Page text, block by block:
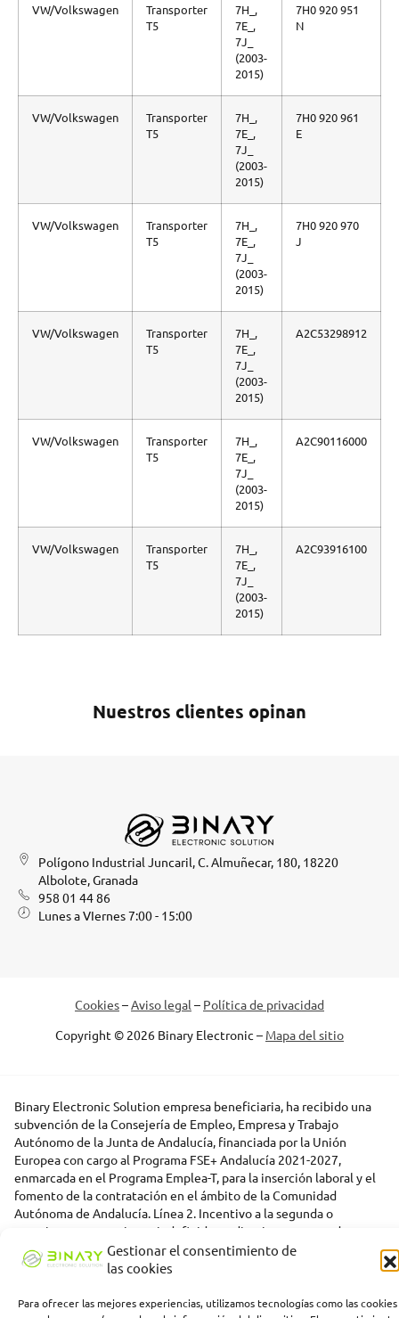
Gestionar el consentimiento de
las cookies
Para ofrecer las mejores experiencias, utilizamos tecnologías como las cookies
VW/Volkswagen
Transporter
T5
7H_,
7E_,
7J_
(2003-
2015)
7H0 920 951
N
VW/Volkswagen
Transporter
T5
7H_,
7E_,
7J_
(2003-
2015)
7H0 920 961
E
VW/Volkswagen
Transporter
T5
7H_,
7E_,
7J_
(2003-
2015)
7H0 920 970
J
VW/Volkswagen
Transporter
T5
7H_,
7E_,
7J_
(2003-
2015)
A2C53298912
VW/Volkswagen
Transporter
T5
7H_,
7E_,
7J_
(2003-
2015)
A2C90116000
VW/Volkswagen
Transporter
T5
7H_,
7E_,
7J_
(2003-
2015)
A2C93916100
Nuestros clientes opinan
Polígono Industrial Juncaril, C. Almuñecar, 180, 18220
Albolote, Granada
958 01 44 86
Lunes a VIernes 7:00 - 15:00
Cookies–Aviso legal – Política de privacidad
Copyright © 2026 Binary Electronic – Mapa del sitio
Binary Electronic Solution empresa beneficiaria, ha recibido una
subvención de la Consejería de Empleo, Empresa y Trabajo
Autónomo de la Junta de Andalucía, financiada por la Unión
Europea con cargo al Programa FSE+ Andalucía 2021-2027,
enmarcada en el Programa Emplea-T, para la inserción laboral y el
fomento de la contratación en el ámbito de la Comunidad
Autónoma de Andalucía. Línea 2. Incentivo a la segunda o
sucesivas contrataciones indefinidas ordinarias por parte de
personas trabajadoras autónomas, y a cualquier contratación
indefinida ordinaria por parte de pymes.